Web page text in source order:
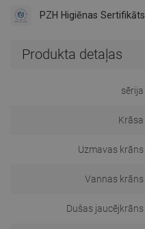
PZH Higiēnas Sertifikāts
Produkta detaļas
sērija
Krāsa
Uzmavas krāns
Vannas krāns
Dušas jaucējkrāns